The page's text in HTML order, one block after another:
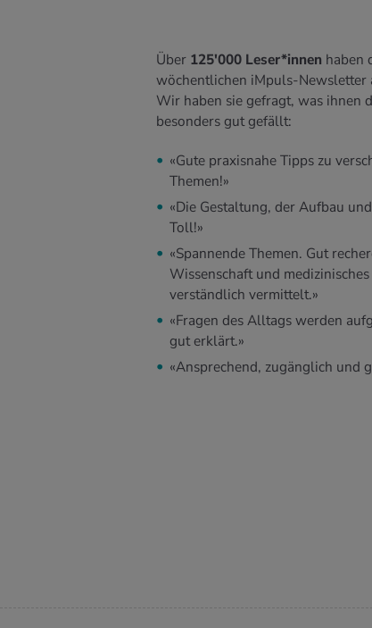
Über 125'000 Leser*innen haben
wöchentlichen iMpuls-Newsletter
Wir haben sie gefragt, was ihnen
besonders gut gefällt:
«Gute praxisnahe Tipps zu
Themen!»
«Die Gestaltung, der Aufbau
Toll!»
«Spannende Themen. Gut
Wissenschaft und
verständlich vermittelt.»
«Fragen des Alltags werden
gut erklärt.»
«Ansprechend, zugänglich und